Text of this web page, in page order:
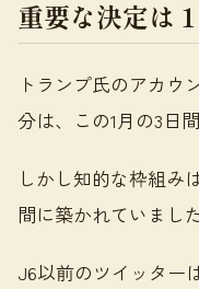
重要な決定は
トランプ氏のアカウ
分は、この1月の3日
しかし知的な枠組み
間に築かれていました
J6以前のツイッター